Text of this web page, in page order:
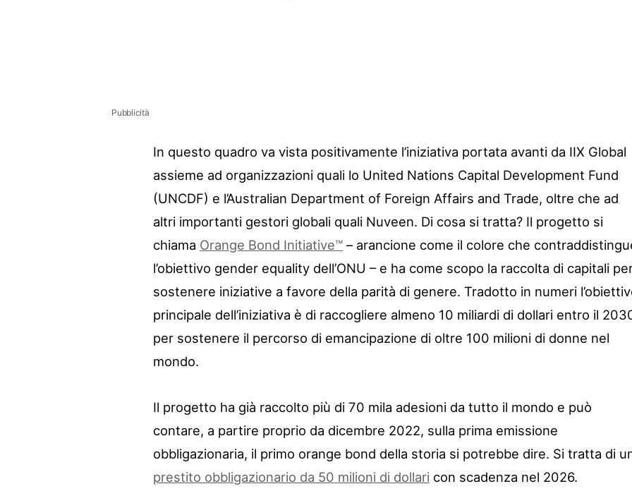
Pubblicità
In questo quadro va vista positivamente l’iniziativa portata avanti da IIX Global
assieme ad organizzazioni quali lo United Nations Capital Development Fund
(UNCDF) e l’Australian Department of Foreign Affairs and Trade, oltre che ad
altri importanti gestori globali quali Nuveen. Di cosa si tratta? Il progetto si
chiama Orange Bond Initiative™ – arancione come il colore che
l’obiettivo gender equality dell’ONU – e ha come scopo la raccolta di capitali
sostenere iniziative a favore della parità di genere. Tradotto in numeri
principale dell’iniziativa è di raccogliere almeno 10 miliardi di dollari entro il
per sostenere il percorso di emancipazione di oltre 100 milioni di donne nel
mondo.
Il progetto ha già raccolto più di 70 mila adesioni da tutto il mondo e può
contare, a partire proprio da dicembre 2022, sulla prima emissione
obbligazionaria, il primo orange bond della storia si potrebbe dire. Si tratta di
prestito obbligazionario da 50 milioni di dollari con scadenza nel 2026.